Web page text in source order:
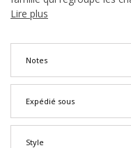
chaises hautes pour îlots
d'une cinquantaine de
un coin repas compact
aidons à choisir l'assise
table, au style de votre
quotidien.
Lire plus
Notes
Expédié sous
Style